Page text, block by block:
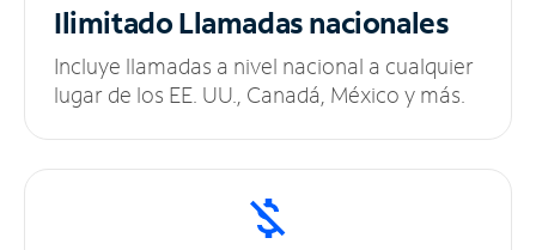
IlimitadoLlamadas nacionales
Incluye llamadas a nivel nacional a cualquier
lugar de los EE. UU., Canadá, México y más.